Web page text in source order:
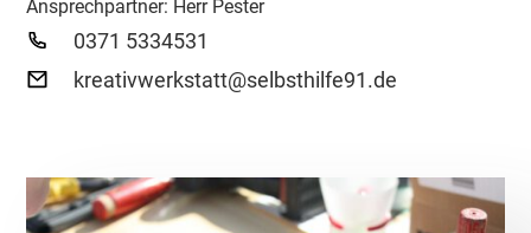
Ansprechpartner: Herr Pester
0371 5334531
kreativwerkstatt@selbsthilfe91.de